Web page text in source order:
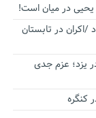
یحیی در میان است!
/اکران در تابستان
یزد؛ عزم جدی
کنگره